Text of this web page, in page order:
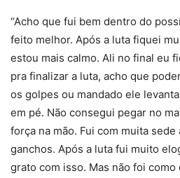
“Acho que fui bem dentro do
feito melhor. Após a luta fiquei
estou mais calmo. Ali no final eu
pra finalizar a luta, acho que
os golpes ou mandado ele
em pé. Não consegui pegar no
força na mão. Fui com muita
ganchos. Após a luta fui muito
grato com isso. Mas não foi